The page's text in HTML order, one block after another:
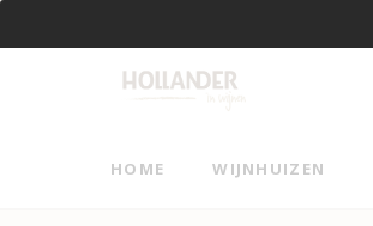
HOME WIJNHUIZEN